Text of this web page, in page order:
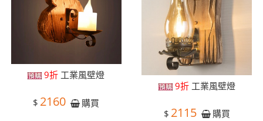
9折 工業風壁燈
$ 2160 購買
9折工業風壁燈
$ 2115 購買